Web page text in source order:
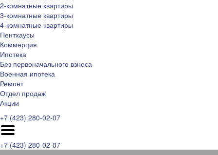
2-комнатные квартиры
3-комнатные квартиры
4-комнатные квартиры
Пентхаусы
Коммерция
Ипотека
Без первоначального взноса
Военная ипотека
Ремонт
Отдел продаж
Акции
+7 (423) 280-02-07
+7 (423) 280-02-07